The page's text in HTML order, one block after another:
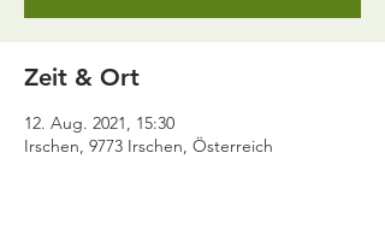
Zeit & Ort
12. Aug. 2021, 15:30
Irschen, 9773 Irschen, Österreich